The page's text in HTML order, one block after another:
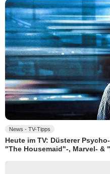
News - TV-Tipps
Heute im TV: Düsterer
"The Housemaid"-, Marvel- &